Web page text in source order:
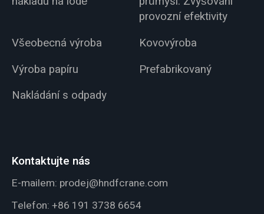
provozní efektivity
Všeobecná výroba
Kovovýroba
Výroba papíru
Prefabrikovaný
Nakládání s odpady
Kontaktujte nás
E-mailem: prodej@hndfcrane.com
Telefon: +86 191 3738 6654